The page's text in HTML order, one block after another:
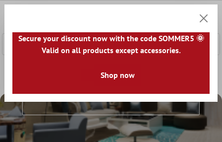
Format 120x120 cm
120x120 Cm
Secure your discount now with the code SOMMER5 🌞
Valid on all products except accessories.
Shop now